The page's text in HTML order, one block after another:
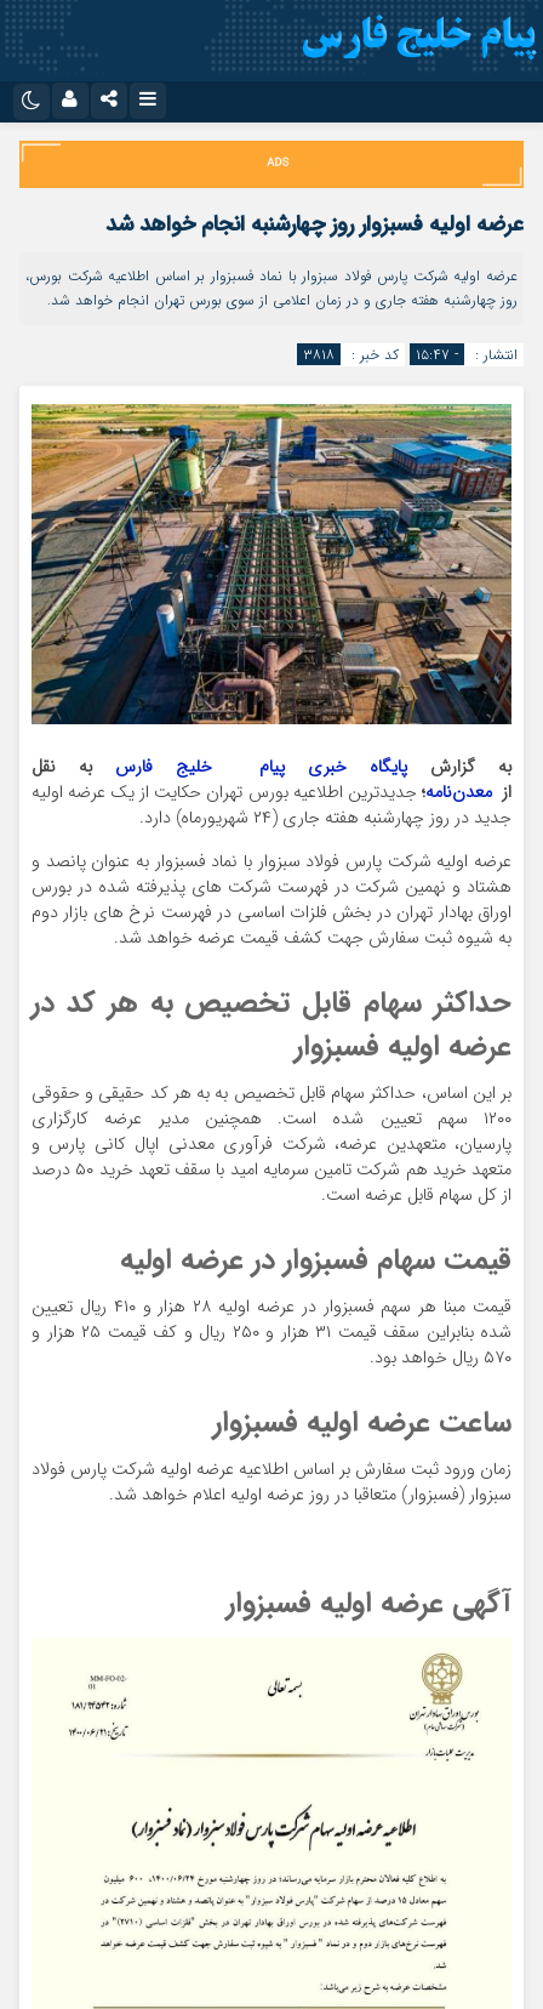
اینستاگرام
تلگرام
سروش
ایتا
آپارات
اپلیکیشن
نام کاربری یا نشانی ایمیل
رمز عبور
عرضه اولیه فسبزوار روز چهارشنبه انجام خواهد شد
عرضه اولیه شرکت پارس فولاد سبزوار با نماد فسبزوار بر اساس اطلاعیه شرکت بورس،
روز چهارشنبه هفته جاری و در زمان اعلامی از سوی بورس تهران انجام خواهد شد.
انتشار : - ۱۵:۴۷ کد خبر : ۳۸۱۸
به گزارشپایگاه خبری پیام خلیج فارس به نقل
ازمعدن‌نامه؛ جدیدترین اطلاعیه بورس تهران حکایت از یک عرضه اولیه
جدید در روز چهارشنبه هفته جاری (۲۴ شهریورماه) دارد.
عرضه اولیه شرکت پارس فولاد سبزوار با نماد فسبزوار به عنوان پانصد و
هشتاد و نهمین شرکت در فهرست شرکت های پذیرفته شده در بورس
اوراق بهادار تهران در بخش فلزات اساسی در فهرست نرخ های بازار دوم
به شیوه ثبت سفارش جهت کشف قیمت عرضه خواهد شد.
حداکثر سهام قابل تخصیص به هر کد در
عرضه اولیه فسبزوار
بر این اساس، حداکثر سهام قابل تخصیص به به هر کد حقیقی و حقوقی
۱۲۰۰ سهم تعیین شده است. همچنین مدیر عرضه کارگزاری
پارسیان، متعهدین عرضه، شرکت فرآوری معدنی اپال کانی پارس و
متعهد خرید هم شرکت تامین سرمایه امید با سقف تعهد خرید ۵۰ درصد
از کل سهام قابل عرضه است.
قیمت سهام فسبزوار در عرضه اولیه
قیمت مبنا هر سهم فسبزوار در عرضه اولیه ۲۸ هزار و ۴۱۰ ریال تعیین
شده بنابراین سقف قیمت ۳۱ هزار و ۲۵۰ ریال و کف قیمت ۲۵ هزار و
۵۷۰ ریال خواهد بود.
ساعت عرضه اولیه فسبزوار
زمان ورود ثبت سفارش بر اساس اطلاعیه عرضه اولیه شرکت پارس فولاد
سبزوار (فسبزوار) متعاقبا در روز عرضه اولیه اعلام خواهد شد.
آگهی عرضه اولیه فسبزوار